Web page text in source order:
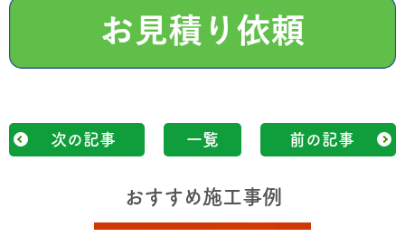
次の記事 一覧 前の記事
おすすめ施工事例